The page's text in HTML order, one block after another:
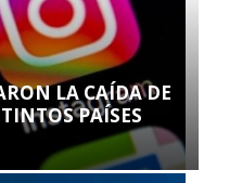
LA CAÍDA DE
PAÍSES